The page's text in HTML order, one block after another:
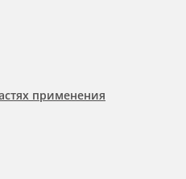
применения